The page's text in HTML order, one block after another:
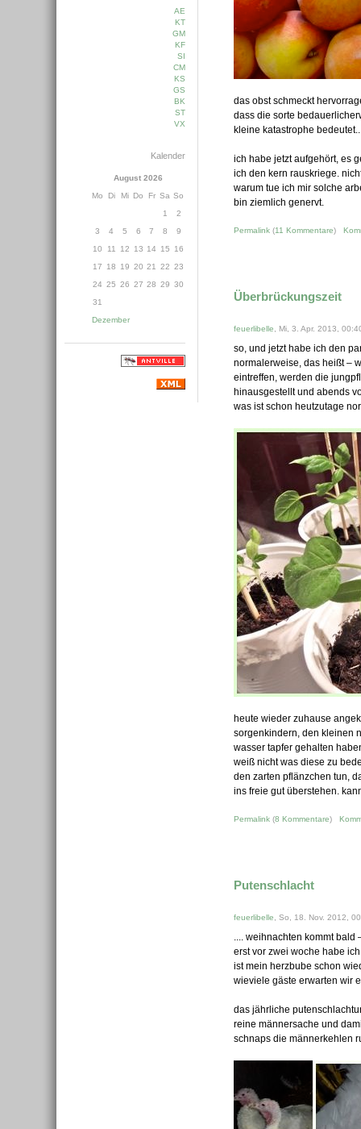
das obst schmeckt
dass die sorte
kleine katastrophe
ich habe jetzt aufgehört, es
ich den kern rauskriege.
warum tue ich mir solche
bin ziemlich genervt.
Permalink (11 Kommentare)
Überbrückungszeit
feuerlibelle , Mi, 3. Apr. 2013,
so, und jetzt habe ich den
normalerweise, das heißt –
eintreffen, werden die
hinausgestellt und abends
was ist schon heutzutage
heute wieder zuhause
sorgenkindern, den kleinen
wasser tapfer gehalten
weiß nicht was diese zu
den zarten pflänzchen tun,
ins freie gut überstehen.
Permalink (8 Kommentare)
Putenschlacht
feuerlibelle , So, 18. Nov. 2012,
.... weihnachten kommt bald
erst vor zwei woche habe
ist mein herzbube schon
wieviele gäste erwarten wir
das jährliche
reine männersache und
schnaps die männerkehlen
AE
KT
GM
KF
SI
CM
KS
GS
BK
ST
VX
Kalender
August 2026
Mo
Di Mi Do Fr Sa So
1
2
3
4 5 6 7 8
9
10
11 12 13 14 15
16
17
18 19 20 21 22 23
24 25 26 27 28 29 30
31
Dezember